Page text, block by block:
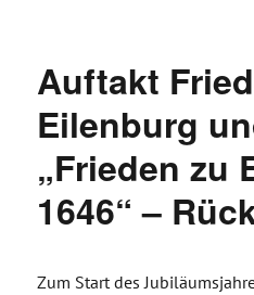
Auftakt
Eilenburg
„Frieden zu
1646“ –
Zum Start des